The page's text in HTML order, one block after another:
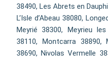
38490, Les Abrets en
L’Isle d’Abeau 38080,
Meyrié 38300, Meyrieu
38110, Montcarra 38890,
38690, Nivolas Vermelle